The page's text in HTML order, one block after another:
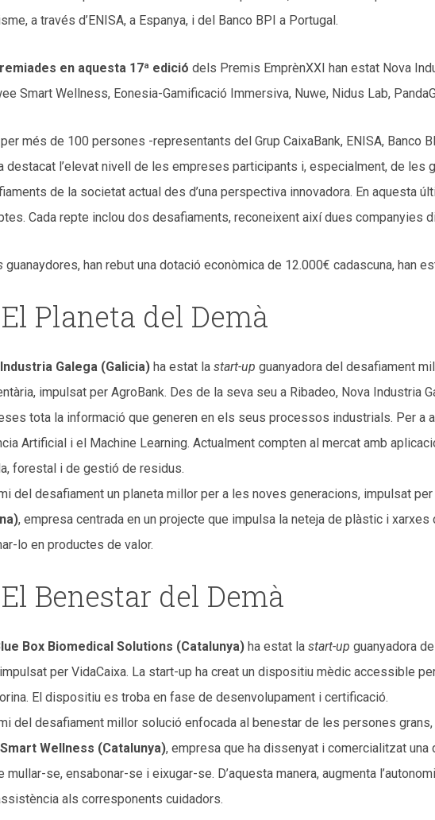
a través d’ENISA, a Espanya, i del Banco BPI a Portugal.
en aquesta 17ª edició dels Premis EmprènXXI han estat Nova
Smart Wellness, Eonesia-Gamificació Immersiva, Nuwe, Nidus Lab,
més de 100 persones -representants del Grup CaixaBank, ENISA, Banco
destacat l’elevat nivell de les empreses participants i, especialment, de
de la societat actual des d’una perspectiva innovadora. En aquesta
Cada repte inclou dos desafiaments, reconeixent així dues companyies
guanaydores, han rebut una dotació econòmica de 12.000€ cadascuna, han
Planeta del Demà
Galega (Galicia) ha estat la start-up guanyadora del desafiament
impulsat per AgroBank. Des de la seva seu a Ribadeo, Nova Industria
tota la informació que generen en els seus processos industrials. Per a
Artificial i el Machine Learning. Actualment compten al mercat amb
forestal i de gestió de residus.
del desafiament un planeta millor per a les noves generacions, impulsat
, empresa centrada en un projecte que impulsa la neteja de plàstic i
lo en productes de valor.
Benestar del Demà
Box Biomedical Solutions (Catalunya) ha estat la start-up guanyadora
per VidaCaixa. La start-up ha creat un dispositiu mèdic accessible
El dispositiu es troba en fase de desenvolupament i certificació.
del desafiament millor solució enfocada al benestar de les persones
Wellness (Catalunya), empresa que ha dissenyat i comercialitzat
mullar-se, ensabonar-se i eixugar-se. D’aquesta manera, augmenta
als corresponents cuidadors.